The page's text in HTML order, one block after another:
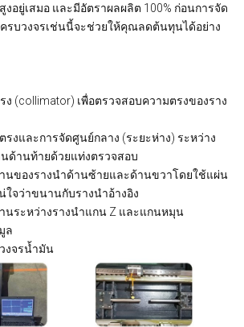
อยู่เสมอ และมีอัตราผลผลิต 100% ก่อนการจัด
รบวงจรเช่นนี้จะช่วยให้คุณลดต้นทุนได้อย่าง
ง (collimator) เพื่อตรวจสอบความตรงของราง
รงและการจัดศูนย์กลาง (ระยะห่าง) ระหว่าง
ด้านท้ายด้วยแท่งตรวจสอบ
นของรางนำด้านซ้ายและด้านขวาโดยใช้แผ่น
ใจว่าขนานกับรางนำอ้างอิง
นระหว่างรางนำแกน Z และแกนหมุน
ล
งจรน้ำมัน